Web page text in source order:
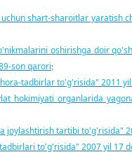
shart-sharoitlar
oshirishga doir
son qarori;
tadbirlar to'g'risida" 2011
hokimiyati organlarida
joylashtirish tartibi to'g'risida"
to'g'risida" 2007 yil 17